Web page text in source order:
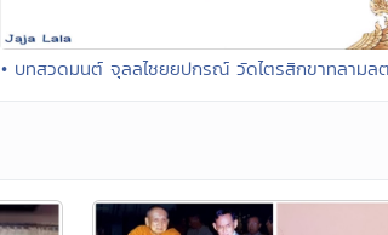
• บทสวดมนต์ จุลลไชยยปกรณ์ วัดไตรสิกขาทลามล